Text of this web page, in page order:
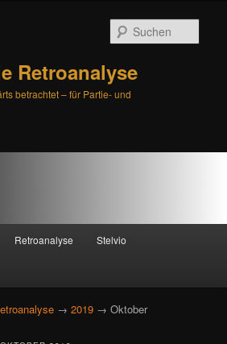
Retroanalyse
betrachtet – für Partie- und
Retroanalyse Stelvio
→ 2019 → Oktober